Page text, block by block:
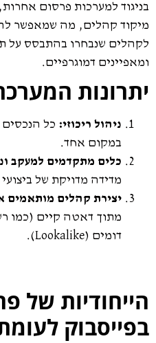
בניגוד למערכות פרסום
מיקוד קהלים, מה שמאפשר
לקהלים שנבחרו בהתבסס על
ומאפיינים דמוגרפיים.
יתרונות
ניהול ריכוזי: כל הנכסים
במקום אחד.
כלים מתקדמים למעקב
מדידה מדויקת של
יצירת קהלים מותאמים
מתוך דאטה קיים (כמו
דומים (Lookalike).
הייחודיות של
בפייסבוק